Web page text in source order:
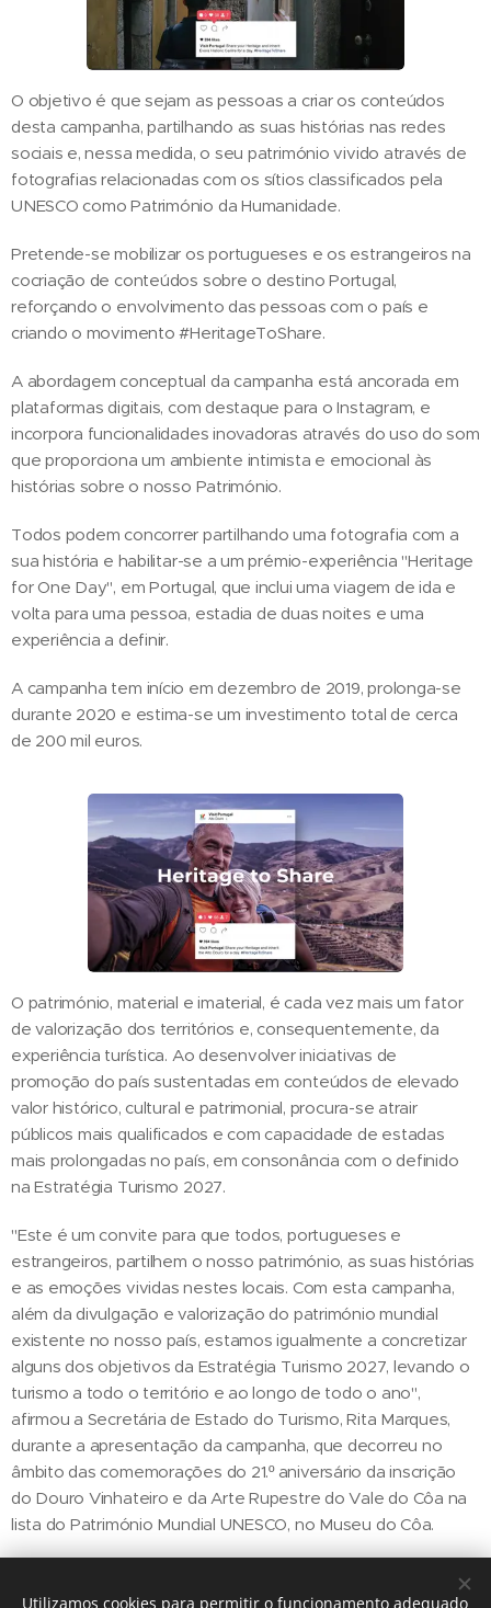
O objetivo é que sejam as pessoas a criar os conteúdos
desta campanha, partilhando as suas histórias nas redes
sociais e, nessa medida, o seu património vivido através de
fotografias relacionadas com os sítios classificados pela
UNESCO como Património da Humanidade.
Pretende-se mobilizar os portugueses e os estrangeiros na
cocriação de conteúdos sobre o destino Portugal,
reforçando o envolvimento das pessoas com o país e
criando o movimento #HeritageToShare.
A abordagem conceptual da campanha está ancorada em
plataformas digitais, com destaque para o Instagram, e
incorpora funcionalidades inovadoras através do uso do som
que proporciona um ambiente intimista e emocional às
histórias sobre o nosso Património.
Todos podem concorrer partilhando uma fotografia com a
sua história e habilitar-se a um prémio-experiência "Heritage
for One Day", em Portugal, que inclui uma viagem de ida e
volta para uma pessoa, estadia de duas noites e uma
experiência a definir.
A campanha tem início em dezembro de 2019, prolonga-se
durante 2020 e estima-se um investimento total de cerca
de 200 mil euros.
O património, material e imaterial, é cada vez mais um fator
de valorização dos territórios e, consequentemente, da
experiência turística. Ao desenvolver iniciativas de
promoção do país sustentadas em conteúdos de elevado
valor histórico, cultural e patrimonial, procura-se atrair
públicos mais qualificados e com capacidade de estadas
mais prolongadas no país, em consonância com o definido
na Estratégia Turismo 2027.
"Este é um convite para que todos, portugueses e
estrangeiros, partilhem o nosso património, as suas histórias
e as emoções vividas nestes locais. Com esta campanha,
além da divulgação e valorização do património mundial
existente no nosso país, estamos igualmente a concretizar
alguns dos objetivos da Estratégia Turismo 2027, levando o
turismo a todo o território e ao longo de todo o ano",
afirmou a Secretária de Estado do Turismo, Rita Marques,
durante a apresentação da campanha, que decorreu no
âmbito das comemorações do 21.º aniversário da inscrição
do Douro Vinhateiro e da Arte Rupestre do Vale do Côa na
lista do Património Mundial UNESCO, no Museu do Côa.
Share
Utilizamos cookies para permitir o funcionamento adequado